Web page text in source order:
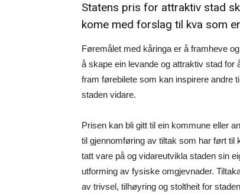
Statens pris for attraktiv stad
kome med forslag til kva som
Føremålet med kåringa er å framheve
å skape ein levande og attraktiv stad
fram førebilete som kan inspirere andre
staden vidare.
Prisen kan bli gitt til ein kommune eller
til gjennomføring av tiltak som har ført
tatt vare på og vidareutvikla staden sin
utforming av fysiske omgjevnader.
av trivsel, tilhøyring og stoltheit for